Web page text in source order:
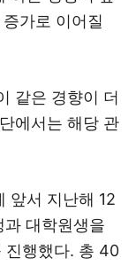
가로 이어질
같은 경향이 더
에서는 해당 관
앞서 지난해 12
대학원생을
진행했다. 총 40